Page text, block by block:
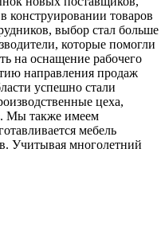
конструировании товаров
выбор стал больше
которые помогли
на оснащение рабочего
направления продаж
успешно стали
цеха,
Мы также имеем
мебель
Учитывая многолетний